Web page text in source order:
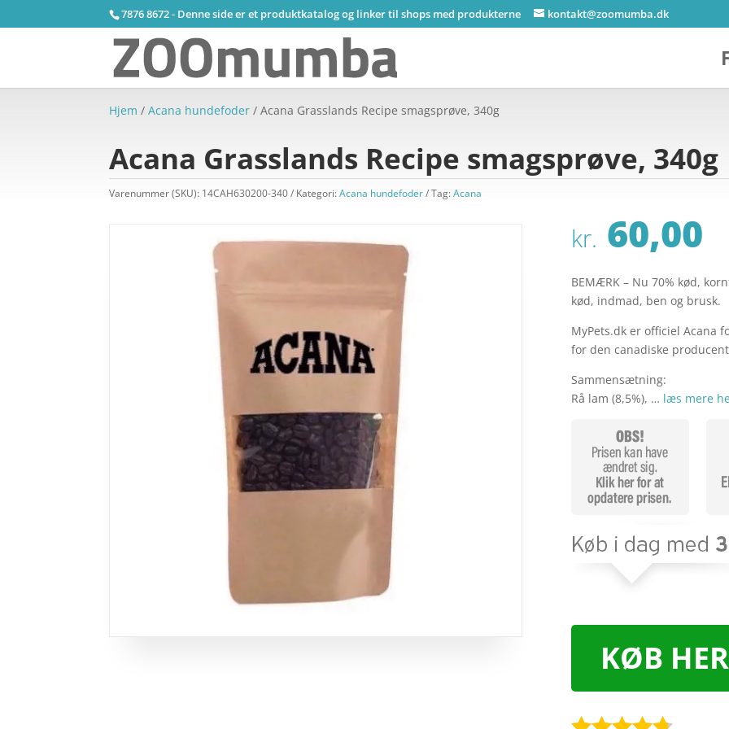
7876 8672 - Denne side er et produktkatalog og linker til shops med produkterne kontakt@zoomumba.dk
Hjem /Acana hundefoder / Acana Grasslands Recipe smagsprøve, 340g
Acana Grasslands Recipe smagsprøve, 340g
Varenummer (SKU): 14CAH630200-340 Kategori:Acana hundefoder Tag:Acana
kr. 60,00
BEMÆRK – Nu 70% kød,
kød, indmad, ben og brusk.
MyPets.dk er officiel Acana
for den canadiske
Sammensætning:
Rå lam (8,5%), … læs mere
KØB HER